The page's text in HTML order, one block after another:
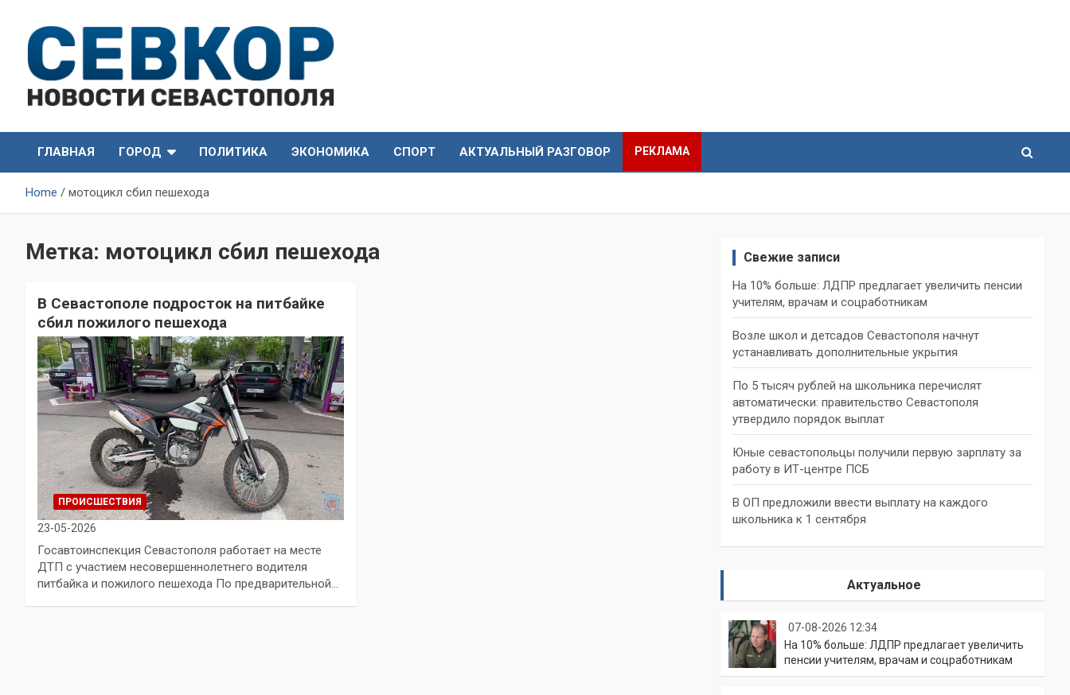
content
СевКор — Новости
Севастополя
Севастополя
ГЛАВНАЯ
ГОРОД ПОЛИТИКА ЭКОНОМИКА СПОРТ АКТУАЛЬНЫЙ РАЗГОВОР РЕКЛАМА
Home мотоцикл сбил пешехода
Метка: мотоцикл сбил пешехода
В Севастополе подросток на питбайке
сбил пожилого пешехода
ПРОИСШЕСТВИЯ
23-05-2026
Госавтоинспекция Севастополя работает на месте
ДТП с участием несовершеннолетнего водителя
питбайка и пожилого пешехода По предварительной…
Свежие записи
На 10% больше: ЛДПР предлагает увеличить пенсии
учителям, врачам и соцработникам
Возле школ и детсадов Севастополя начнут
устанавливать дополнительные укрытия
По 5 тысяч рублей на школьника перечислят
автоматически: правительство Севастополя
утвердило порядок выплат
Юные севастопольцы получили первую зарплату за
работу в ИТ-центре ПСБ
В ОП предложили ввести выплату на каждого
школьника к 1 сентября
Актуальное
07-08-2026 12:34
На 10% больше: ЛДПР предлагает увеличить
пенсии учителям, врачам и соцработникам